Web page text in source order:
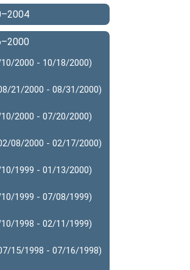
2000 - 10/18/2000)
21/2000 - 08/31/2000)
2000 - 07/20/2000)
08/2000 - 02/17/2000)
1999 - 01/13/2000)
1999 - 07/08/1999)
1998 - 02/11/1999)
15/1998 - 07/16/1998)